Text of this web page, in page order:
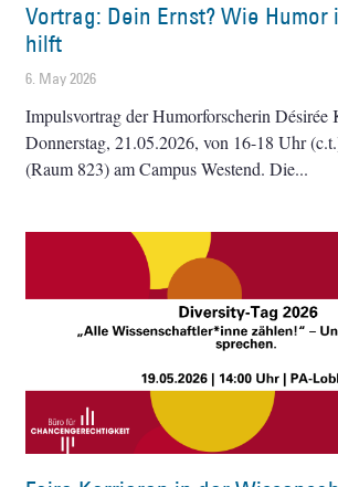
Vortrag: Dein Ernst? Wie Humor
hilft
6. May 2026
Impulsvortrag der Humorforscherin Désirée
Donnerstag, 21.05.2026, von 16-18 Uhr
(Raum 823) am Campus Westend. Die